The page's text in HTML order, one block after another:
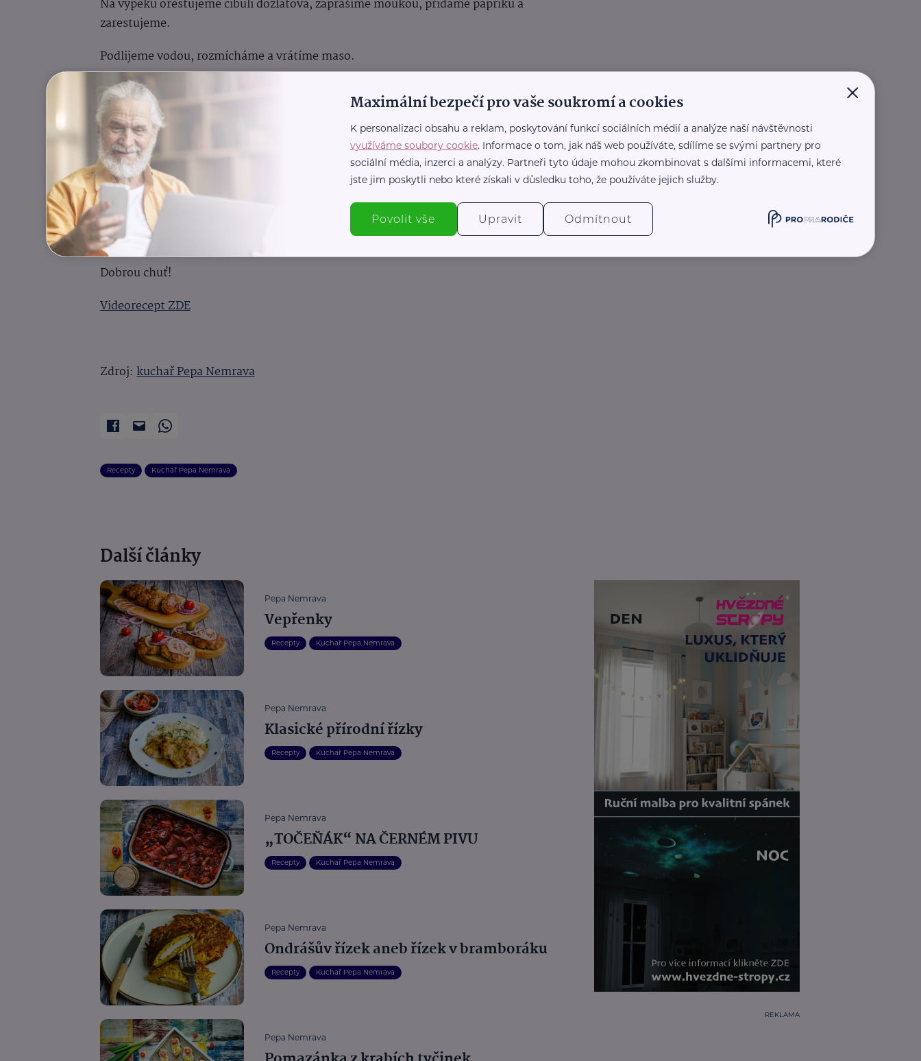
Na výpeku orestujeme cibuli dozlatova, zaprášíme moukou, přidáme papriku a
zarestujeme.
Podlijeme vodou, rozmícháme a vrátíme maso.
Přidáme nové koření, bobkový list a pepř a přiklopíme.
Pečeme při 160 °C cca 3 hodiny, maso občas otočíme.
Měkké maso vyjmeme, do omáčky přilijeme smetanu, krátce provaříme a
rozmixujeme.
Přidáme zbytek párků, 10 minut provaříme.
Maso nakrájíme a podáváme například s rýží nebo knedlíky.
Dobrou chuť!
Videorecept ZDE
Zdroj: kuchař Pepa Nemrava
Recepty Kuchař Pepa Nemrava
Další články
Pepa Nemrava
Vepřenky
Recepty Kuchař Pepa Nemrava
Pepa Nemrava
Klasické přírodní řízky
Recepty Kuchař Pepa Nemrava
Pepa Nemrava
„TOČEŇÁK“ NA ČERNÉM PIVU
Recepty Kuchař Pepa Nemrava
Pepa Nemrava
Ondrášův řízek aneb řízek v bramboráku
Recepty Kuchař Pepa Nemrava
Pepa Nemrava
REKLAMA
×
Maximální bezpečí pro vaše soukromí a cookies
K personalizaci obsahu a reklam, poskytování funkcí sociálních médií a analýze naší návštěvnosti
využíváme soubory cookie. Informace o tom, jak náš web používáte, sdílíme se svými partnery pro
sociální média, inzerci a analýzy. Partneři tyto údaje mohou zkombinovat s dalšími informacemi, které
jste jim poskytli nebo které získali v důsledku toho, že používáte jejich služby.
Povolit vše Upravit Odmítnout